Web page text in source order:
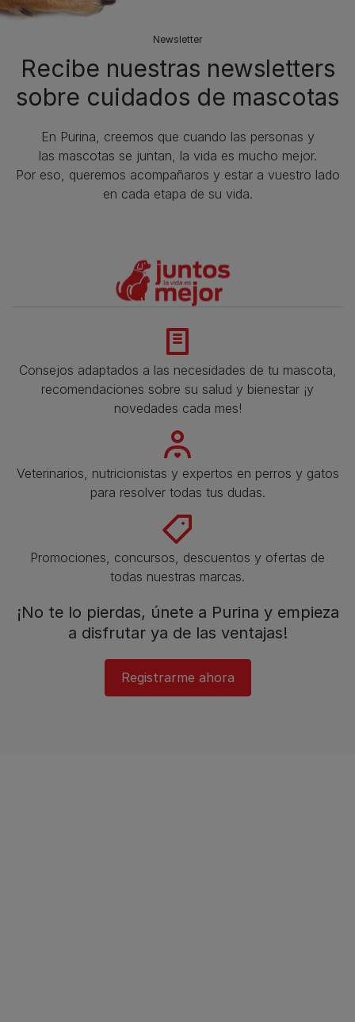
Newsletter
Recibe nuestras newsletters
sobre cuidados de mascotas​
En Purina, creemos que cuando las personas y
las mascotas se juntan, la vida es mucho mejor.
Por eso, queremos acompañaros y estar a vuestro lado
en cada etapa de su vida.​
Consejos adaptados a las necesidades de tu mascota,
recomendaciones sobre su salud y bienestar ¡y
novedades cada mes!
Veterinarios, nutricionistas y expertos en perros y gatos
para resolver todas tus dudas.​
Promociones, concursos, descuentos y ofertas de
todas nuestras marcas.​
¡No te lo pierdas, únete a Purina y empieza
a disfrutar ya de las ventajas!​
Registrarme ahora